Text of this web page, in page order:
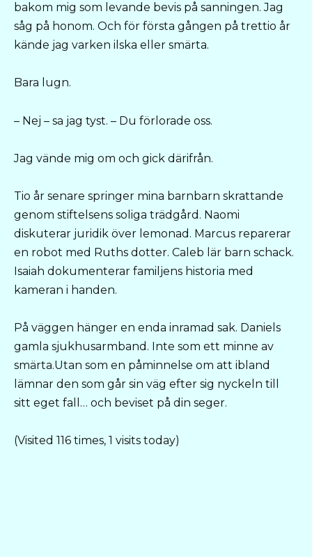
bakom mig som levande bevis på sanningen. Jag
såg på honom. Och för första gången på trettio år
kände jag varken ilska eller smärta.
Bara lugn.
– Nej – sa jag tyst. – Du förlorade oss.
Jag vände mig om och gick därifrån.
Tio år senare springer mina barnbarn skrattande
genom stiftelsens soliga trädgård. Naomi
diskuterar juridik över lemonad. Marcus reparerar
en robot med Ruths dotter. Caleb lär barn schack.
Isaiah dokumenterar familjens historia med
kameran i handen.
På väggen hänger en enda inramad sak. Daniels
gamla sjukhusarmband. Inte som ett minne av
smärta.Utan som en påminnelse om att ibland
lämnar den som går sin väg efter sig nyckeln till
sitt eget fall… och beviset på din seger.
(Visited 116 times, 1 visits today)